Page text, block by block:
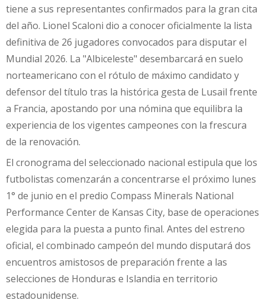
tiene a sus representantes confirmados para la gran cita
del año. Lionel Scaloni dio a conocer oficialmente la lista
definitiva de 26 jugadores convocados para disputar el
Mundial 2026. La "Albiceleste" desembarcará en suelo
norteamericano con el rótulo de máximo candidato y
defensor del título tras la histórica gesta de Lusail frente
a Francia, apostando por una nómina que equilibra la
experiencia de los vigentes campeones con la frescura
de la renovación.
El cronograma del seleccionado nacional estipula que los
futbolistas comenzarán a concentrarse el próximo lunes
1° de junio en el predio Compass Minerals National
Performance Center de Kansas City, base de operaciones
elegida para la puesta a punto final. Antes del estreno
oficial, el combinado campeón del mundo disputará dos
encuentros amistosos de preparación frente a las
selecciones de Honduras e Islandia en territorio
estadounidense.